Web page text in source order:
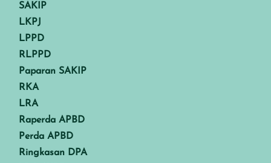
SAKIP
LKPJ
LPPD
RLPPD
Paparan SAKIP
RKA
LRA
Raperda APBD
Perda APBD
Ringkasan DPA